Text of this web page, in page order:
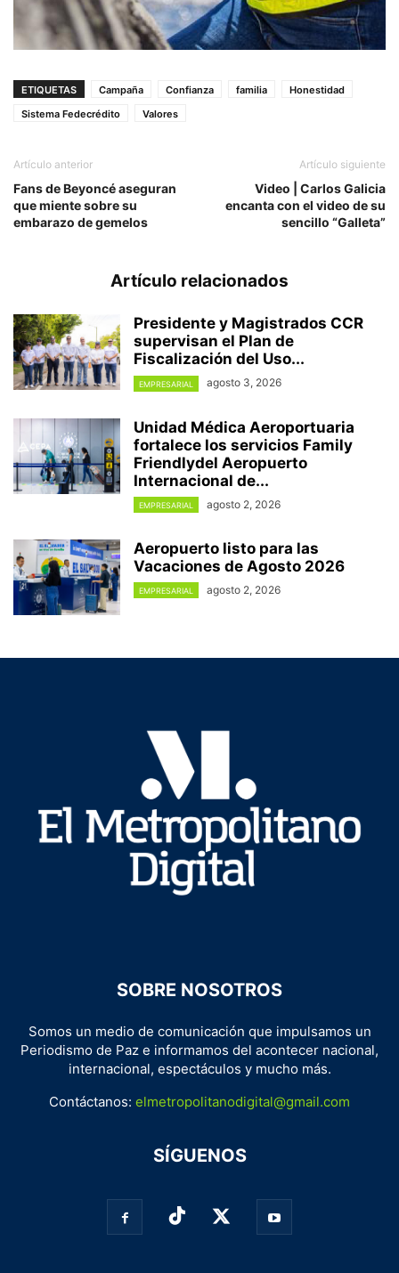
ETIQUETAS Campaña Confianza familia
Honestidad
Sistema Fedecrédito
Valores
Artículo anterior
Fans de Beyoncé aseguran
que miente sobre su
embarazo de gemelos
Artículo siguiente
Video | Carlos Galicia
encanta con el video de su
sencillo “Galleta”
Artículo relacionados
Presidente y Magistrados CCR
supervisan el Plan de
Fiscalización del Uso...
EMPRESARIAL agosto 3, 2026
Unidad Médica Aeroportuaria
fortalece los servicios Family
Friendlydel Aeropuerto
Internacional de...
EMPRESARIAL agosto 2, 2026
Aeropuerto listo para las
Vacaciones de Agosto 2026
EMPRESARIAL agosto 2, 2026
SOBRE NOSOTROS
Somos un medio de comunicación que impulsamos un
Periodismo de Paz e informamos del acontecer nacional,
internacional, espectáculos y mucho más.
Contáctanos: elmetropolitanodigital@gmail.com
SÍGUENOS